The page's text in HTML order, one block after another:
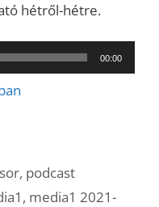
hétről-hétre.
00:00
, podcast
, media1 2021-